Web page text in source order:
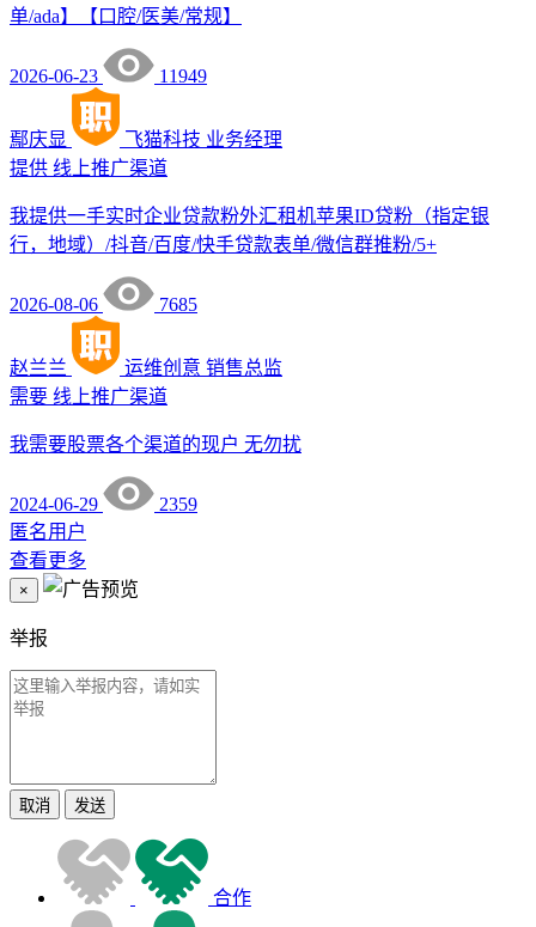
单/ada】【口腔/医美/常规】
2026-06-23 11949
鄢庆显 飞猫科技 业务经理
提供 线上推广渠道
我提供一手实时企业贷款粉外汇租机苹果ID贷粉（指定银
行，地域）/抖音/百度/快手贷款表单/微信群推粉/5+
2026-08-06 7685
赵兰兰 运维创意 销售总监
需要 线上推广渠道
我需要股票各个渠道的现户 无勿扰
2024-06-29
2359
匿名用户
查看更多
×
举报
取消 发送
合作